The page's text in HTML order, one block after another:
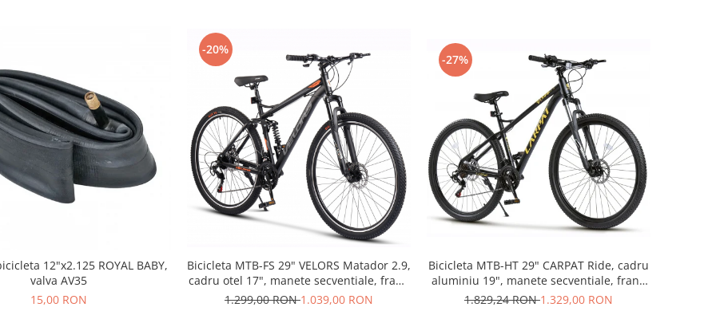
12"x2.125 ROYAL BABY,
valva AV35
15,00 RON
-20%
Bicicleta MTB-FS 29" VELORS Matador 2.9,
cadru otel 17", manete secventiale, frane
disc, 21 viteze, negru/portocaliu
1.299,00 RON1.039,00 RON
-27%
Bicicleta MTB-HT 29" CARPAT Ride, cadru
aluminiu 19", manete secventiale, frane
hidraulice, 21 viteze, negru/galben
1.829,24 RON1.329,00 RON